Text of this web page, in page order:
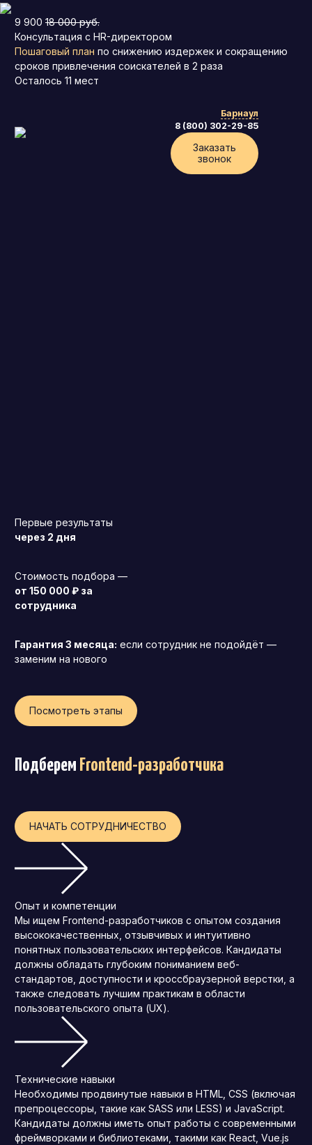
9 900 18 000 руб.
Консультация с HR-директором
Пошаговый план по снижению издержек и сокращению
сроков привлечения соискателей в 2 раза
Осталось 11 мест
Барнаул
8 (800) 302-29-85
Заказать
звонок
Генеральный директор (CEO)
Коммерческий директор
Операционный директор (COO)
Директор по персоналу (HR-директор)
Финансовый директор (CFO)
Мировой HR
Первые результаты
через 2 дня
Стоимость подбора —
от 150 000 ₽ за
сотрудника
Гарантия 3 месяца: если сотрудник не подойдёт —
заменим на нового
Посмотреть этапы
Подберем Frontend-разработчика
НАЧАТЬ СОТРУДНИЧЕСТВО
Опыт и компетенции
Мы ищем Frontend-разработчиков с опытом создания
высококачественных, отзывчивых и интуитивно
понятных пользовательских интерфейсов. Кандидаты
должны обладать глубоким пониманием веб-
стандартов, доступности и кроссбраузерной верстки, а
также следовать лучшим практикам в области
пользовательского опыта (UX).
Технические навыки
Необходимы продвинутые навыки в HTML, CSS (включая
препроцессоры, такие как SASS или LESS) и JavaScript.
Кандидаты должны иметь опыт работы с современными
фреймворками и библиотеками, такими как React, Vue.js